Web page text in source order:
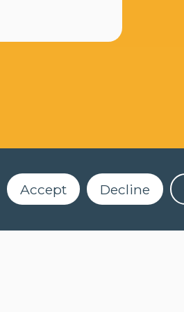
Dekenstraat 4
Accept Decline